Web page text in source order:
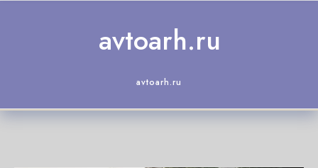
avtoarh.ru
avtoarh.ru